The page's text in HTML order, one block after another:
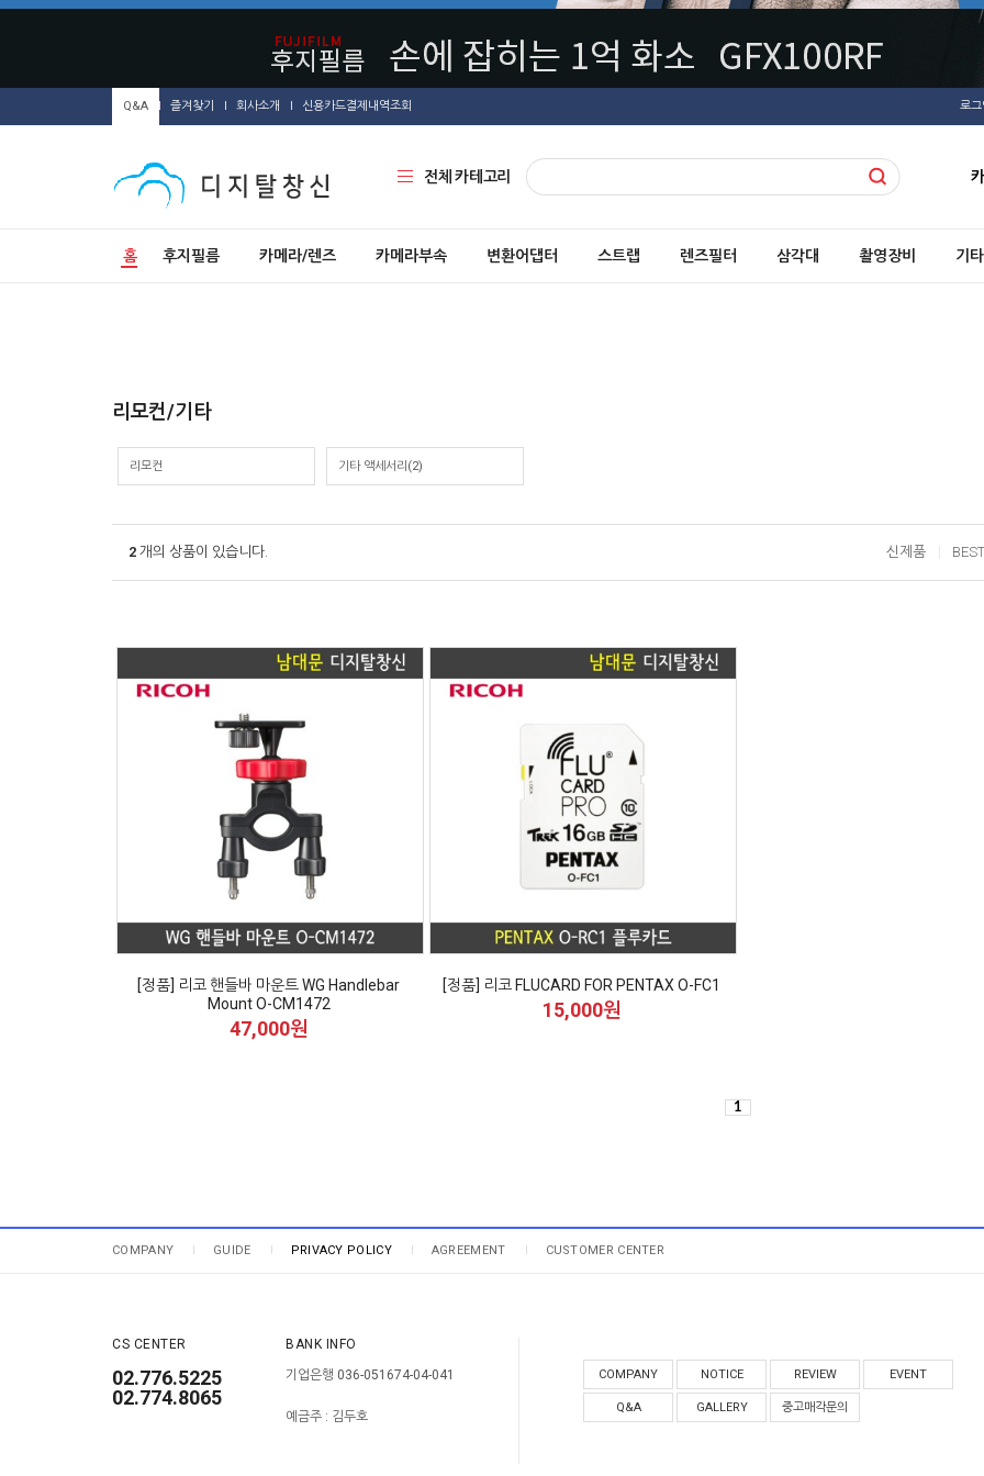
Q&A 즐겨찾기 회사소개 신용카드결제내역조회 로그
전체 카테고리
홈 후지필름 카메라/렌즈 카메라부속 변환어댑터 스트랩 렌즈필터 삼각대 촬영장비 기
리모컨/기타
리모컨 기타 액세서리 (2)
2 개의 상품이 있습니다. 신제품 BEST
[정품] 리코 핸들바 마운트 WG Handlebar
Mount O-CM1472
47,000원
[정품] 리코 FLUCARD FOR PENTAX O-FC1
15,000원
1
COMPANY GUIDE PRIVACY POLICY AGREEMENT CUSTOMER CENTER
CS CENTER
02.776.5225
02.774.8065
BANK INFO
기업은행 036-051674-04-041
예금주 : 김두호
COMPANY NOTICE REVIEW EVENT
Q&A GALLERY 중고매각문의